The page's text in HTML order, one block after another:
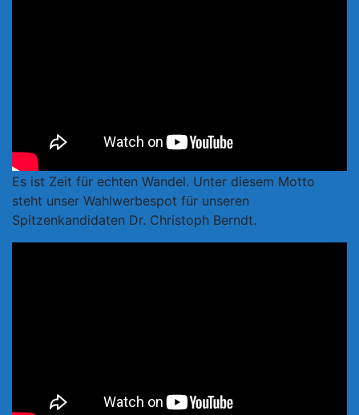
Es ist Zeit für echten Wandel. Unter diesem Motto
steht unser Wahlwerbespot für unseren
Spitzenkandidaten Dr. Christoph Berndt.